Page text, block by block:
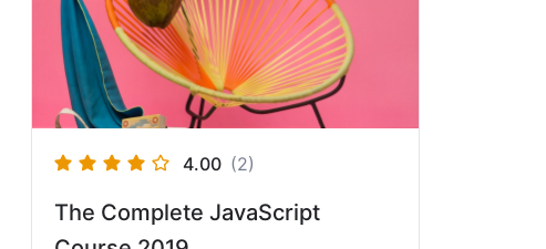
4.00 (2)
The Complete JavaScript